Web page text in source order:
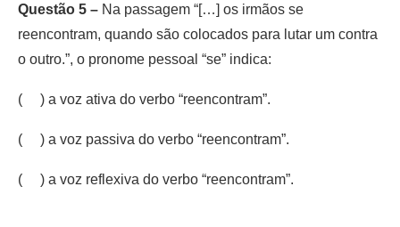
Questão 5 – Na passagem “[…] os irmãos se
reencontram, quando são colocados para lutar um contra
o outro.”, o pronome pessoal “se” indica:
( ) a voz ativa do verbo “reencontram”.
( ) a voz passiva do verbo “reencontram”.
( ) a voz reflexiva do verbo “reencontram”.